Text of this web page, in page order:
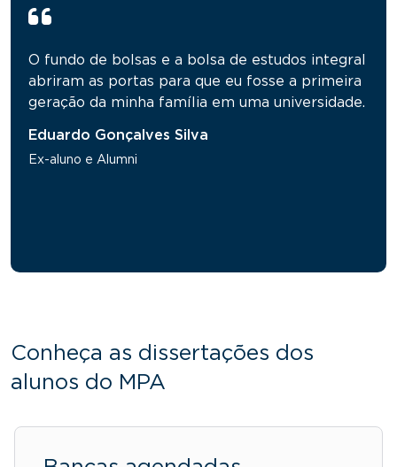
O fundo de bolsas e a bolsa de estudos integral
abriram as portas para que eu fosse a primeira
geração da minha família em uma universidade.
Eduardo Gonçalves Silva
Ex-aluno e Alumni
Conheça as dissertações dos
alunos do MPA